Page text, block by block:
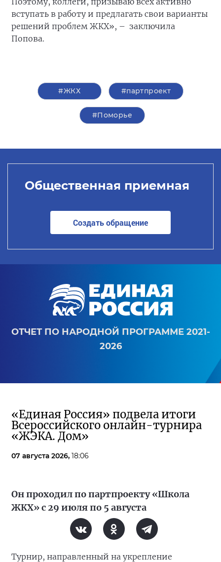
вступать в работу и предлагать свои варианты
решений проблем ЖКХ», – заключила
Попова.
#ЖКХ #партпроект
#Поморье
Общественная приемная
Создать обращение
ОТЧЕТ ПО НАРОДНОЙ ПРОГРАММЕ 2021-
2026
«Единая Россия» подвела итоги
Всероссийского онлайн-турнира
«ЖЭКА. Дом»
07 августа 2026, 18:06
Он проходил по партпроекту «Школа
ЖКХ» с 29 июля по 5 августа
Турнир, направленный на укрепление